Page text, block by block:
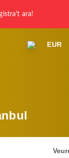
ara!
EUR